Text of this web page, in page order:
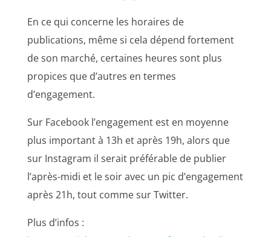
En ce qui concerne les horaires de
publications, même si cela dépend fortement
de son marché, certaines heures sont plus
propices que d’autres en termes
d’engagement.
Sur Facebook l’engagement est en moyenne
plus important à 13h et après 19h, alors que
sur Instagram il serait préférable de publier
l’après-midi et le soir avec un pic d’engagement
après 21h, tout comme sur Twitter.
Plus d’infos :